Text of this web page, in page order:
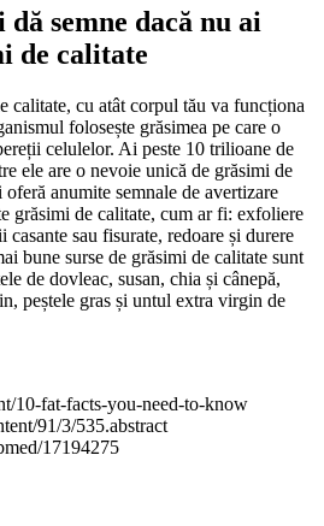
semne dacă nu ai
de calitate
calitate, cu atât corpul tău va funcționa
folosește grăsimea pe care o
celulelor. Ai peste 10 trilioane de
ele are o nevoie unică de grăsimi de
anumite semnale de avertizare
grăsimi de calitate, cum ar fi: exfoliere
sau fisurate, redoare și durere
bune surse de grăsimi de calitate sunt
de dovleac, susan, chia și cânepă,
peștele gras și untul extra virgin de
10-fat-facts-you-need-to-know
91/3/535.abstract
17194275